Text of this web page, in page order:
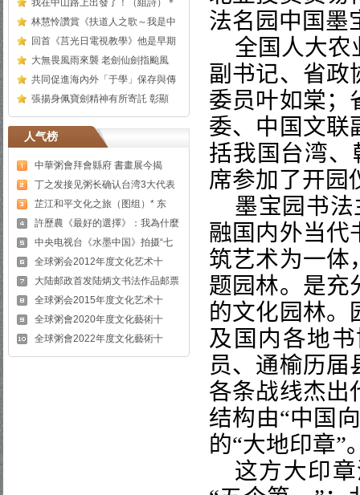
我在中山路上出發了！（組詩）＊
林慧怜讚賞《扶道人之歌～我是中
回首《莒光日電視教學》他是早期
大無畏風雨來襲 老劍仙劍指颱風
共同促進海內外「于學」保存與傳
張揚身佩寶劍精神有所寄託 彰顯
人气榜
中華粥會拜會縣府 書畫展今揭
丁之发接见粥长确认台湾3大代表
芷江和平文化之旅（图组）* 东
許歷農《最好的選擇》：我為什麼
中央电视台《水墨中国》拍摄“七
全球粥会2012年度文化艺术十
大陆邮政首发陆炳文书法作品邮票
全球粥会2015年度文化艺术十
全球粥會2020年度文化藝術十
全球粥會2022年度文化藝術十
法名园中国墨
全国人大农
副书记、省政
委员叶如棠；
委、中国文联
括我国台湾
席参加了开园
墨宝园书
融国内外当代
筑艺术为一体
题园林。是充
的文化园林。
及国内各地
员、通榆历届
各条战线杰出
结构由“中国
的“大地印章”
这方大印